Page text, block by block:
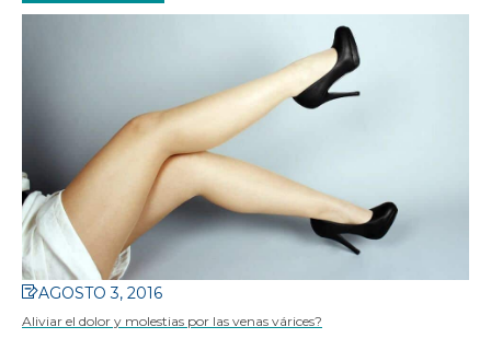
AGOSTO 3, 2016
Aliviar el dolor y molestias por las venas várices?